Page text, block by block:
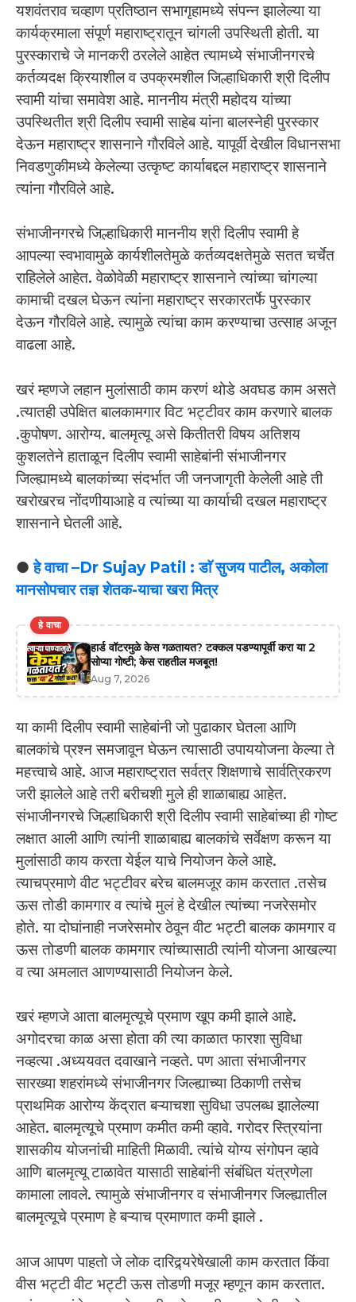
यशवंतराव चव्हाण प्रतिष्ठान सभागृहामध्ये संपन्न झालेल्या या
कार्यक्रमाला संपूर्ण महाराष्ट्रातून चांगली उपस्थिती होती. या
पुरस्काराचे जे मानकरी ठरलेले आहेत त्यामध्ये संभाजीनगरचे
कर्तव्यदक्ष क्रियाशील व उपक्रमशील जिल्हाधिकारी श्री दिलीप
स्वामी यांचा समावेश आहे. माननीय मंत्री महोदय यांच्या
उपस्थितीत श्री दिलीप स्वामी साहेब यांना बालस्नेही पुरस्कार
देऊन महाराष्ट्र शासनाने गौरविले आहे. यापूर्वी देखील विधानसभा
निवडणुकीमध्ये केलेल्या उत्कृष्ट कार्याबद्दल महाराष्ट्र शासनाने
त्यांना गौरविले आहे.
संभाजीनगरचे जिल्हाधिकारी माननीय श्री दिलीप स्वामी हे
आपल्या स्वभावामुळे कार्यशीलतेमुळे कर्तव्यदक्षतेमुळे सतत चर्चेत
राहिलेले आहेत. वेळोवेळी महाराष्ट्र शासनाने त्यांच्या चांगल्या
कामाची दखल घेऊन त्यांना महाराष्ट्र सरकारतर्फे पुरस्कार
देऊन गौरविले आहे. त्यामुळे त्यांचा काम करण्याचा उत्साह अजून
वाढला आहे.
खरं म्हणजे लहान मुलांसाठी काम करणं थोडे अवघड काम असते
.त्यातही उपेक्षित बालकामगार विट भट्टीवर काम करणारे बालक
.कुपोषण. आरोग्य. बालमृत्यू असे कितीतरी विषय अतिशय
कुशलतेने हाताळून दिलीप स्वामी साहेबांनी संभाजीनगर
जिल्ह्यामध्ये बालकांच्या संदर्भात जी जनजागृती केलेली आहे ती
खरोखरच नोंदणीयाआहे व त्यांच्या या कार्याची दखल महाराष्ट्र
शासनाने घेतली आहे.
●हे वाचा –Dr Sujay Patil : डाॅ सुजय पाटील, अकोला
मानसोपचार तज्ञ शेतक-याचा खरा मित्र
हे वाचा
हार्ड वॉटरमुळे केस गळतायत? टक्कल पडण्यापूर्वी करा या 2
सोप्या गोष्टी; केस राहतील मजबूत!
Aug 7, 2026
या कामी दिलीप स्वामी साहेबांनी जो पुढाकार घेतला आणि
बालकांचे प्रश्न समजावून घेऊन त्यासाठी उपाययोजना केल्या ते
महत्त्वाचे आहे. आज महाराष्ट्रात सर्वत्र शिक्षणाचे सार्वत्रिकरण
जरी झालेले आहे तरी बरीचशी मुले ही शाळाबाह्य आहेत.
संभाजीनगरचे जिल्हाधिकारी श्री दिलीप स्वामी साहेबांच्या ही गोष्ट
लक्षात आली आणि त्यांनी शाळाबाह्य बालकांचे सर्वेक्षण करून या
मुलांसाठी काय करता येईल याचे नियोजन केले आहे.
त्याचप्रमाणे वीट भट्टीवर बरेच बालमजूर काम करतात .तसेच
ऊस तोडी कामगार व त्यांचे मुलं हे देखील त्यांच्या नजरेसमोर
होते. या दोघांनाही नजरेसमोर ठेवून वीट भट्टी बालक कामगार व
ऊस तोडणी बालक कामगार त्यांच्यासाठी त्यांनी योजना आखल्या
व त्या अमलात आणण्यासाठी नियोजन केले.
खरं म्हणजे आता बालमृत्यूचे प्रमाण खूप कमी झाले आहे.
अगोदरचा काळ असा होता की त्या काळात फारशा सुविधा
नव्हत्या .अध्ययवत दवाखाने नव्हते. पण आता संभाजीनगर
सारख्या शहरांमध्ये संभाजीनगर जिल्ह्याच्या ठिकाणी तसेच
प्राथमिक आरोग्य केंद्रात बऱ्याचशा सुविधा उपलब्ध झालेल्या
आहेत. बालमृत्यूचे प्रमाण कमीत कमी व्हावे. गरोदर स्त्रियांना
शासकीय योजनांची माहिती मिळावी. त्यांचे योग्य संगोपन व्हावे
आणि बालमृत्यू टाळावेत यासाठी साहेबांनी संबंधित यंत्रणेला
कामाला लावले. त्यामुळे संभाजीनगर व संभाजीनगर जिल्ह्यातील
बालमृत्यूचे प्रमाण हे बऱ्याच प्रमाणात कमी झाले .
आज आपण पाहतो जे लोक दारिद्र्यरेषेखाली काम करतात किंवा
वीस भट्टी वीट भट्टी ऊस तोडणी मजूर म्हणून काम करतात.